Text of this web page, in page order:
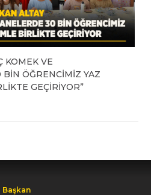
KOMEK VE
ÖĞRENCİMİZ YAZ
GEÇİRİYOR”
Başkan